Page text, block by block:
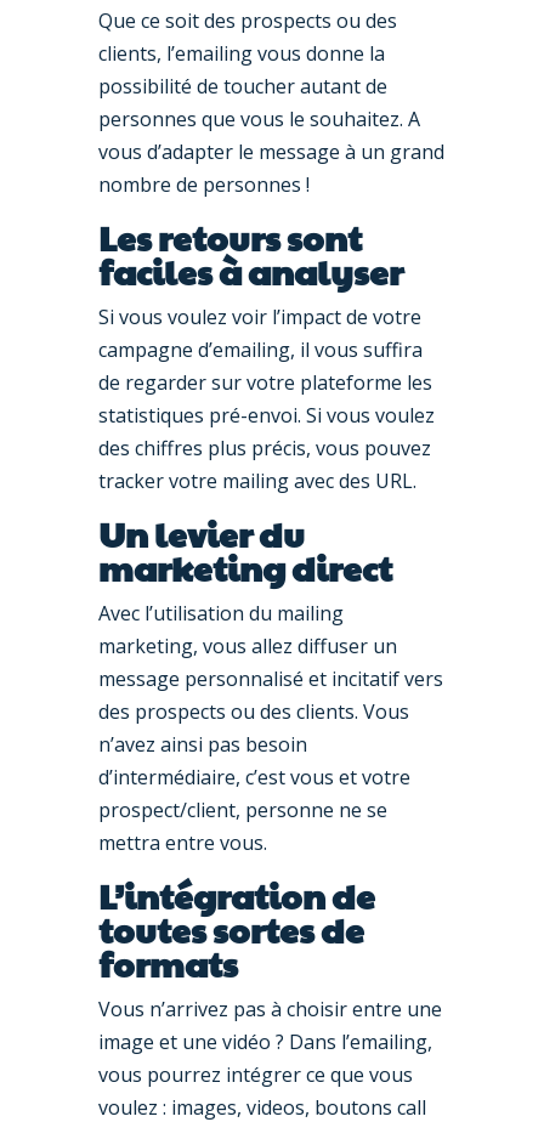
Que ce soit des prospects ou des
clients, l’emailing vous donne la
possibilité de toucher autant de
personnes que vous le souhaitez. A
vous d’adapter le message à un grand
nombre de personnes !
Les retours sont
faciles à analyser
Si vous voulez voir l’impact de votre
campagne d’emailing, il vous suffira
de regarder sur votre plateforme les
statistiques pré-envoi. Si vous voulez
des chiffres plus précis, vous pouvez
tracker votre mailing avec des URL.
Un levier du
marketing direct
Avec l’utilisation du mailing
marketing, vous allez diffuser un
message personnalisé et incitatif vers
des prospects ou des clients. Vous
n’avez ainsi pas besoin
d’intermédiaire, c’est vous et votre
prospect/client, personne ne se
mettra entre vous.
L’intégration de
toutes sortes de
formats
Vous n’arrivez pas à choisir entre une
image et une vidéo ? Dans l’emailing,
vous pourrez intégrer ce que vous
voulez : images, videos, boutons call